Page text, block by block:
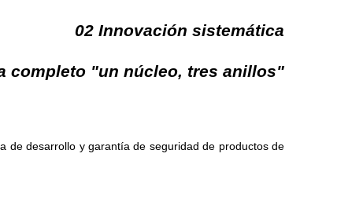
02 Innovación sistemática
completo "un núcleo, tres anillos"
de desarrollo y garantía de seguridad de productos de